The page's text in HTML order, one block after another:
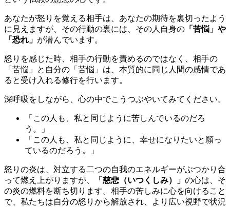
あなたが怒りを覚える相手は、あなたの期待を裏切ったよう
に見えますが、その行動の裏には、その人自身の 「苦悩」や
「恐れ」 が潜んでいます。
怒りを感じた時、相手の行動を責めるのではなく、相手の
「苦悩」と自分の「苦悩」は、本質的に同じ人間の感情であ
ると受け入れる修行を行います。
深呼吸をしながら、心の中でこうつぶやいてみてください。
「この人も、私と同じように苦しんでいるのだろ
う。」
「この人も、私と同じように、幸せになりたいと願っ
ているのだろう。」
怒りの炎は、対立する二つの自我のエネルギーがぶつかり合
って燃え上がりますが、
「慈悲（いつくしみ）」 の心は、そ
の炎の燃料を断ち切ります。相手の苦しみに心を向けること
で、私たちは自分の怒りから解放され、より広い視野で状況